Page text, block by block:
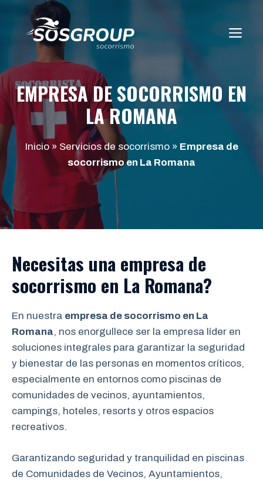
contenido
EMPRESA DE SOCORRISMO EN
LA ROMANA
Inicio» Servicios de socorrismo» Empresa de
socorrismo en La Romana
Necesitas una empresa de
socorrismo en La Romana?
En nuestra empresa de socorrismo en La
Romana, nos enorgullece ser la empresa líder en
soluciones integrales para garantizar la seguridad
y bienestar de las personas en momentos críticos,
especialmente en entornos como piscinas de
comunidades de vecinos, ayuntamientos,
campings, hoteles, resorts y otros espacios
recreativos.
Garantizando seguridad y tranquilidad en piscinas
de Comunidades de Vecinos, Ayuntamientos,